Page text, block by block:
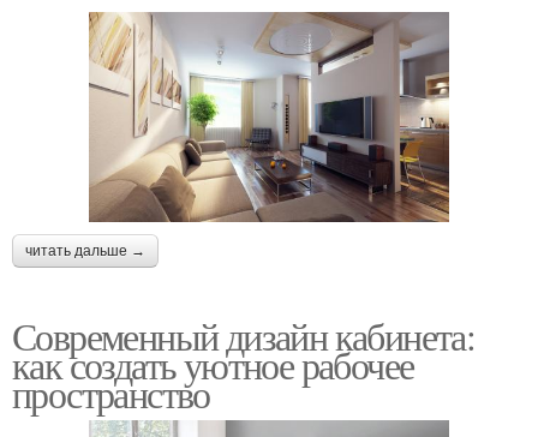
читать дальше →
Современный дизайн кабинета:
как создать уютное рабочее
пространство